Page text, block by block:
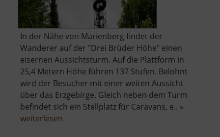
In der Nähe von Marienberg findet der
Wanderer auf der "Drei Brüder Höhe" einen
eisernen Aussichtsturm. Auf die Plattform in
25,4 Metern Höhe führen 137 Stufen. Belohnt
wird der Besucher mit einer weiten Aussicht
über das Erzgebirge. Gleich neben dem Turm
befindet sich ein Stellplatz für Caravans, e.. »
weiterlesen